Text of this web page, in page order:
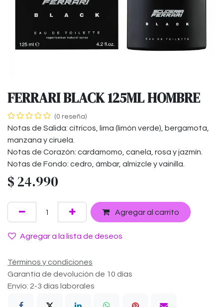
FERRARI BLACK 125ML HOMBRE
(0 reseña)
Notas de Salida: cítricos, lima (limón verde), bergamota,
manzana y ciruela.
Notas de Corazón: cardamomo, canela, rosa y jazmín.
Notas de Fondo: cedro, ámbar, almizcle y vainilla.
$ 24.990
Agregar al carrito
Agregar a la lista de deseos
Términos y condiciones
Garantía de devolución de 10 días
Envío: 2-3 días laborales